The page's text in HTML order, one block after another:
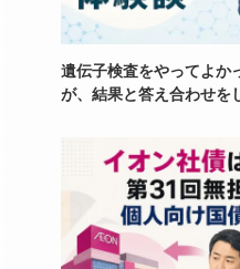
遺伝子検査をやってよか
が、結果と答え合わせを